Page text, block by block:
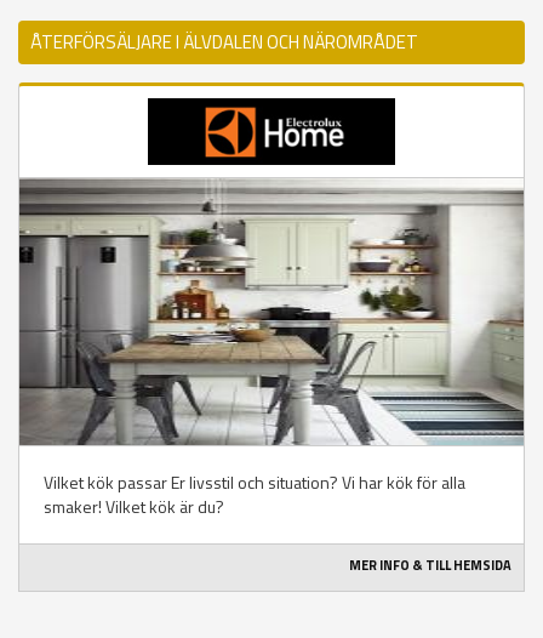
ÅTERFÖRSÄLJARE I ÄLVDALEN OCH NÄROMRÅDET
Vilket kök passar Er livsstil och situation? Vi har kök för alla
smaker! Vilket kök är du?
MER INFO & TILL HEMSIDA